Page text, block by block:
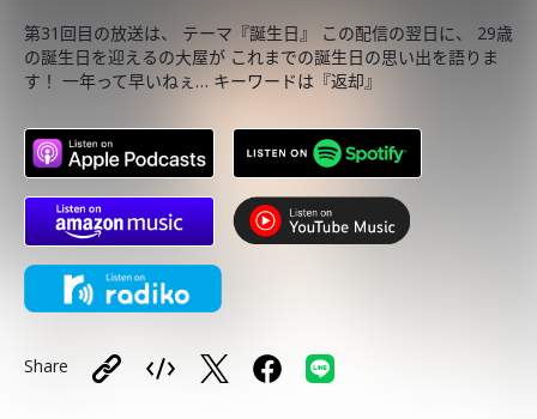
第31回目の放送は、 テーマ『誕生日』 この配信の翌日に、 29歳
の誕生日を迎えるの大屋が これまでの誕生日の思い出を語りま
す！ 一年って早いねぇ… キーワードは『返却』
Share